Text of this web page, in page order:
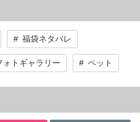
福袋ネタバレ
ォトギャラリー ペット